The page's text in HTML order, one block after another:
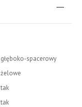
głęboko-spacerowy
żelowe
tak
tak